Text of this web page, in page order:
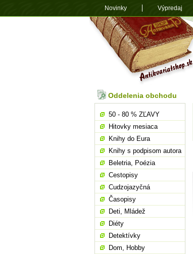
Oddelenia obchodu
50 - 80 % ZĽAVY
Hitovky mesiaca
Knihy do Eura
Knihy s podpisom autora
Beletria, Poézia
Cestopisy
Cudzojazyčná
Časopisy
Deti, Mládež
Diéty
Detektívky
Dom, Hobby
Novinky Výpredaj